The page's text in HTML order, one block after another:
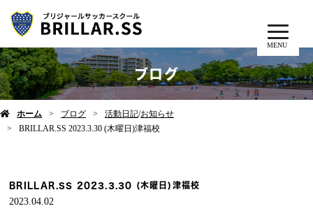
MENU
ブログ
ホーム ブログ 活動日記/お知らせ
BRILLAR.SS 2023.3.30 (木曜日)津福校
BRILLAR.SS 2023.3.30 (木曜日)津福校
2023.04.02